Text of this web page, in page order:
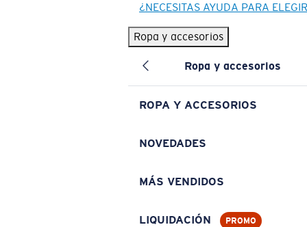
¿NECESITAS AYUDA PARA
Ropa y accesorios
Ropa y accesorios
ROPA Y ACCESORIOS
NOVEDADES
MÁS VENDIDOS
LIQUIDACIÓN PROMO